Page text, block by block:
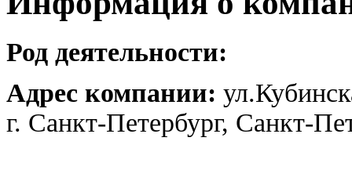
Род деятельности:
Адрес компании:
г. Санкт-Петербург, Санкт-